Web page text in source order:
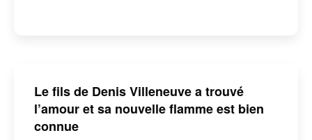
Le fils de Denis Villeneuve a trouvé
l’amour et sa nouvelle flamme est bien
connue